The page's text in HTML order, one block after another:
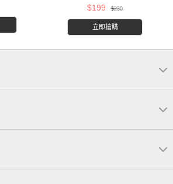
$199 $230
立即搶購